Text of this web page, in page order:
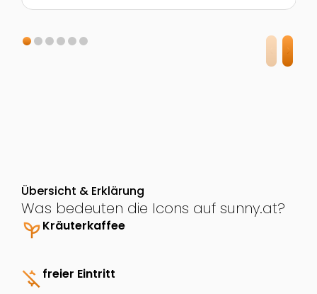
Übersicht & Erklärung
Was bedeuten die Icons auf sunny.at?
psychiatryKräuterkaffee
money_off freier Eintritt